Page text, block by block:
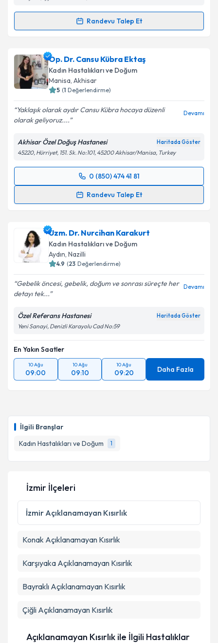
İlgili Branşlar
Kadın Hastalıkları ve Doğum
1
kapsamda işlenmesini kabul ediyorum.
Randevu Talep Et
Randevu Takvimi Talebi
Op. Dr. Alaaddin Balcıiçin randevu takvimi talebi
oluşturun. Size bu uzmandan randevu almanız için bir
takvim hazırlandığında e-posta ile bilgilendireceğiz.
Kişisel verilerimin işlenmesine ilişkin
Aydınlatma
Metni'ni okudum ve kişisel verilerimin belirtilen
kapsamda işlenmesini kabul ediyorum.
Takvim Talebini Gönder
Op. Dr. Cansu Kübra Ektaş
Kadın Hastalıkları ve Doğum
Manisa, Akhisar
5 (1 Değerlendirme)
Yaklaşık olarak aydır Cansu Kübra hocaya düzenli
olarak geliyoruz....
Devamı
Akhisar Özel Doğuş Hastanesi Haritada Göster
45220, Hürriyet, 151. Sk. No:101, 45200 Akhisar/Manisa, Turkey
0 (850) 474 41 81
Randevu Talep Et
Randevu Takvimi Talebi
için bir takvim hazırlandığında e-posta ile
bilgilendireceğiz.
E-posta Adresiniz
Metni'ni okudum ve kişisel verilerimin belirtilen
kapsamda işlenmesini kabul ediyorum.
Takvim Talebini Gönder
Uzm. Dr. Nurcihan Karakurt
Kadın Hastalıkları ve Doğum
Aydın, Nazilli
4.9 (23 Değerlendirme)
Gebelik öncesi, gebelik, doğum ve sonrası süreçte her
detayı tek...
Devamı
Özel Referans Hastanesi Haritada Göster
Yeni Sanayi, Denizli Karayolu Cad No:59
En Yakın Saatler
10 Ağu
09:00
10 Ağu
09:10
10 Ağu
09:20 Daha Fazla
İzmir İlçeleri
İzmir Açıklanamayan Kısırlık
Konak Açıklanamayan Kısırlık
Karşıyaka Açıklanamayan Kısırlık
Bayraklı Açıklanamayan Kısırlık
Çiğli Açıklanamayan Kısırlık
Açıklanamayan Kısırlık ile İlgili Hastalıklar